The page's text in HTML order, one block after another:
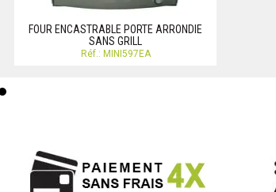
FOUR ENCASTRABLE PORTE ARRONDIE
SANS GRILL
Réf.: MINI597EA